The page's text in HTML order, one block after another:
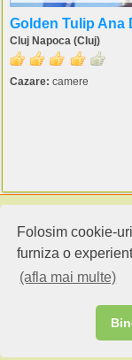
Folosim cookie-
furniza o
(afla mai multe)
Golden Tulip Ana
Cluj Napoca (Cluj)
Cazare: camere